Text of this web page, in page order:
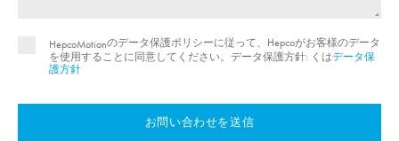
HepcoMotionのデータ保護ポリシーに従って、Hepcoがお客様のデータ
を使用することに同意してください。データ保護方針: くはデータ保
護方針
お問い合わせを送信